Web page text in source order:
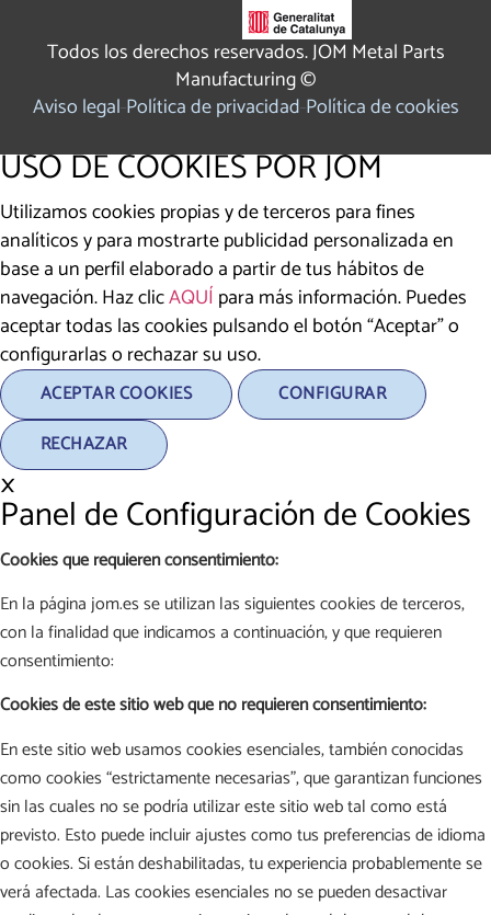
Todos los derechos reservados. JOM Metal Parts
Manufacturing ©
Aviso legalPolítica de privacidadPolítica de cookies
USO DE COOKIES POR JOM
Utilizamos cookies propias y de terceros para fines
analíticos y para mostrarte publicidad personalizada en
base a un perfil elaborado a partir de tus hábitos de
navegación. Haz clicAQUÍ para más información. Puedes
aceptar todas las cookies pulsando el botón “Aceptar” o
configurarlas o rechazar su uso.
ACEPTAR COOKIES
CONFIGURAR
RECHAZAR
×
Panel de Configuración de Cookies
Cookies que requieren consentimiento:
En la página jom.es se utilizan las siguientes cookies de terceros,
con la finalidad que indicamos a continuación, y que requieren
consentimiento:
Cookies de este sitio web que no requieren consentimiento:
En este sitio web usamos cookies esenciales, también conocidas
como cookies “estrictamente necesarias”, que garantizan funciones
sin las cuales no se podría utilizar este sitio web tal como está
previsto. Esto puede incluir ajustes como tus preferencias de idioma
o cookies. Si están deshabilitadas, tu experiencia probablemente se
verá afectada. Las cookies esenciales no se pueden desactivar